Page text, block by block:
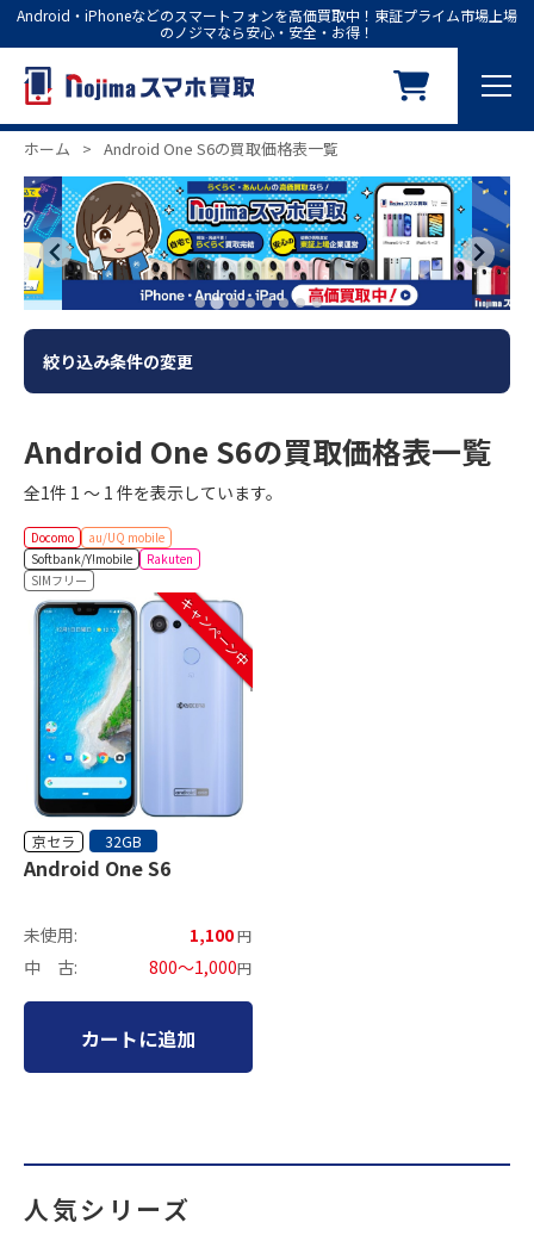
Android・iPhoneなどのスマートフォンを高価買取中！東証プライム市場上場
のノジマなら安心・安全・お得！
ホーム > Android One S6の買取価格表一覧
絞り込み条件の変更
Android One S6の買取価格表一覧
全1件 1 ～ 1 件を表示しています。
Docomo
au/UQ mobile
Softbank/Y!mobile
Rakuten
SIMフリー
キャンペーン中
京セラ 32GB
Android One S6
未使用: 1,100円
中 古: 800～1,000円
カートに追加
人気シリーズ